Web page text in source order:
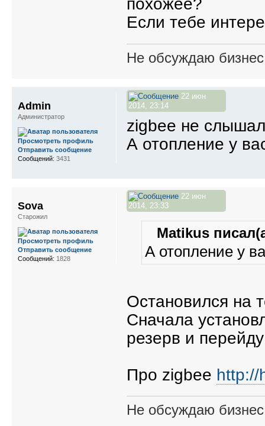
похожее?
Если тебе
Не обсуждаю
22 июн
2014, 23:14
zigbee не
А отопление у
Admin
Администратор
Просмотреть профиль
Отправить сообщение
Сообщений: 3431
22 июн
2014, 23:33
Matikus
А отопление у
Остановился на
Сначала
резерв и
Про zigbee http://
Не обсуждаю
Sova
Старожил
Просмотреть профиль
Отправить сообщение
Сообщений: 1828